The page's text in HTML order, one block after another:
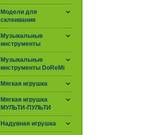
Модели для
склеивания
Музыкальные
инструменты
Музыкальные
инструменты DoReMi
Мягкая игрушка
Мягкая игрушка
МУЛЬТИ-ПУЛЬТИ
Надувная игрушка